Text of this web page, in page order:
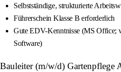
Selbstständige, strukturierte
Führerschein Klasse B erforderlich
Gute EDV-Kenntnisse (MS Office;
Software)
Bauleiter (m/w/d) Gartenpflege